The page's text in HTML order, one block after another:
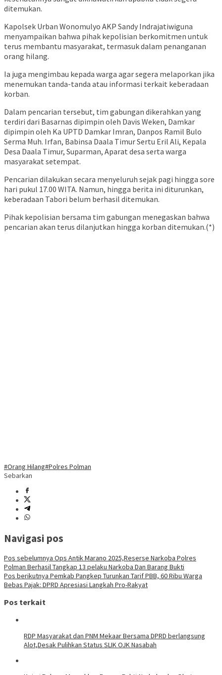
ditemukan.
Kapolsek Urban Wonomulyo AKP Sandy Indrajatiwiguna
menyampaikan bahwa pihak kepolisian berkomitmen untuk
terus membantu masyarakat, termasuk dalam penanganan
orang hilang.
Ia juga mengimbau kepada warga agar segera melaporkan jika
menemukan tanda-tanda atau informasi terkait keberadaan
korban.
Dalam pencarian tersebut, tim gabungan dikerahkan yang
terdiri dari Basarnas dipimpin oleh Davis Weken, Damkar
dipimpin oleh Ka UPTD Damkar Imran, Danpos Ramil Bulo
Serma Muh. Irfan, Babinsa Daala Timur Sertu Eril Ali, Kepala
Desa Daala Timur, Suparman, Aparat desa serta warga
masyarakat setempat.
Pencarian dilakukan secara menyeluruh sejak pagi hingga sore
hari pukul 17.00 WITA. Namun, hingga berita ini diturunkan,
keberadaan Tabori belum berhasil ditemukan.
Pihak kepolisian bersama tim gabungan menegaskan bahwa
pencarian akan terus dilanjutkan hingga korban ditemukan.(*)
#Orang Hilang#Polres Polman
Sebarkan
Navigasi pos
Pos sebelumnya Ops Antik Marano 2025,Reserse Narkoba Polres
Polman Berhasil Tangkap 13 pelaku Narkoba Dan Barang Bukti
Pos berikutnya Pemkab Pangkep Turunkan Tarif PBB, 60 Ribu Warga
Bebas Pajak: DPRD Apresiasi Langkah Pro-Rakyat
Pos terkait
RDP Masyarakat dan PNM Mekaar Bersama DPRD berlangsung
Alot,Desak Pulihkan Status SLIK OJK Nasabah